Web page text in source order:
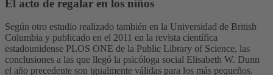
El acto de regalar en los niños
Según otro estudio realizado también en la Universidad de British
Columbia y publicado en el 2011 en la revista científica
estadounidense PLOS ONE de la Public Library of Science, las
conclusiones a las que llegó la psicóloga social Elisabeth W. Dunn
el año precedente son igualmente válidas para los más pequeños.